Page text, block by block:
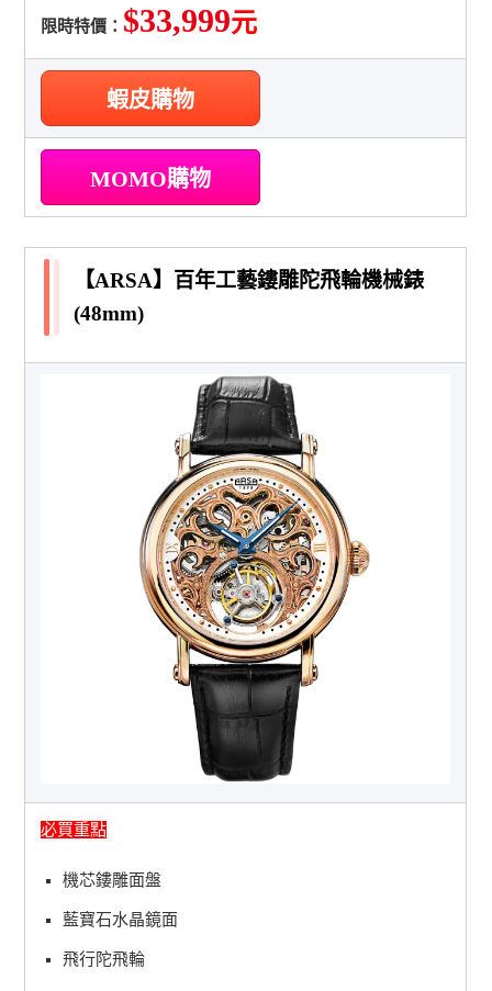
限時特價： $33,999元
蝦皮購物
MOMO購物
【ARSA】百年工藝鏤雕陀飛輪機械錶
(48mm)
必買重點
機芯鏤雕面盤
藍寶石水晶鏡面
飛行陀飛輪